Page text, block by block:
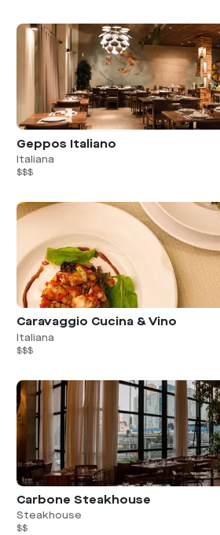
Geppos Italiano
Italiana
$$$
Caravaggio Cucina & Vino
Italiana
$$$
Carbone Steakhouse
Steakhouse
$$